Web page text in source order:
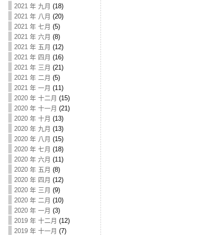
2021 年 九月 (18)
2021 年 八月 (20)
2021 年 七月 (5)
2021 年 六月 (8)
2021 年 五月 (12)
2021 年 四月 (16)
2021 年 三月 (21)
2021 年 二月 (5)
2021 年 一月 (11)
2020 年 十二月 (15)
2020 年 十一月 (21)
2020 年 十月 (13)
2020 年 九月 (13)
2020 年 八月 (15)
2020 年 七月 (18)
2020 年 六月 (11)
2020 年 五月 (8)
2020 年 四月 (12)
2020 年 三月 (9)
2020 年 二月 (10)
2020 年 一月 (3)
2019 年 十二月 (12)
2019 年 十一月 (7)